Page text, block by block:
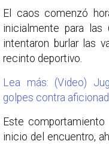
El caos comenzó
inicialmente para las
intentaron burlar las
recinto deportivo.
Lea más: (Video)
golpes contra
Este comportamiento
inicio del encuentro,